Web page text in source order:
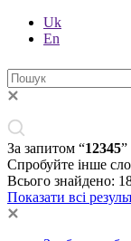
Uk
En
За запитом “12345”
Спробуйте інше
Всього знайдено:
Показати всі